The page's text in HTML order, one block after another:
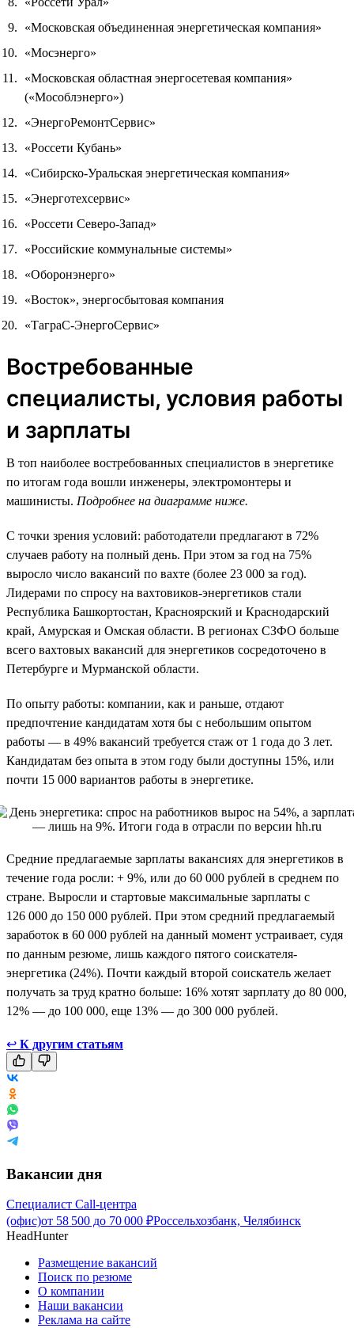
«Московская объединенная энергетическая компания»
«Мосэнерго»
«Московская областная энергосетевая компания»
(«Мособлэнерго»)
«ЭнергоРемонтСервис»
«Россети Кубань»
«Сибирско-Уральская энергетическая компания»
«Энерготехсервис»
«Россети Северо-Запад»
«Российские коммунальные системы»
«Оборонэнерго»
«Восток», энергосбытовая компания
«ТаграС-ЭнергоСервис»
Востребованные
специалисты, условия работы
и зарплаты
В топ наиболее востребованных специалистов в энергетике
по итогам года вошли инженеры, электромонтеры и
машинисты. Подробнее на диаграмме ниже.
С точки зрения условий: работодатели предлагают в 72%
случаев работу на полный день. При этом за год на 75%
выросло число вакансий по вахте (более 23 000 за год).
Лидерами по спросу на вахтовиков-энергетиков стали
Республика Башкортостан, Красноярский и Краснодарский
край, Амурская и Омская области. В регионах СЗФО больше
всего вахтовых вакансий для энергетиков сосредоточено в
Петербурге и Мурманской области.
По опыту работы: компании, как и раньше, отдают
предпочтение кандидатам хотя бы с небольшим опытом
работы — в 49% вакансий требуется стаж от 1 года до 3 лет.
Кандидатам без опыта в этом году были доступны 15%, или
почти 15 000 вариантов работы в энергетике.
Средние предлагаемые зарплаты вакансиях для энергетиков в
течение года росли: + 9%, или до 60 000 рублей в среднем по
стране. Выросли и стартовые максимальные зарплаты с
126 000 до 150 000 рублей. При этом средний предлагаемый
заработок в 60 000 рублей на данный момент устраивает, судя
по данным резюме, лишь каждого пятого соискателя-
энергетика (24%). Почти каждый второй соискатель желает
получать за труд кратно больше: 16% хотят зарплату до 80 000,
12% — до 100 000, еще 13% — до 300 000 рублей.
↩ К другим статьям
Вакансии дня
Специалист Call-центра
(офис)от 58 500 до 70 000 ₽Россельхозбанк, Челябинск
HeadHunter
Размещение вакансий
Поиск по резюме
О компании
Наши вакансии
Реклама на сайте